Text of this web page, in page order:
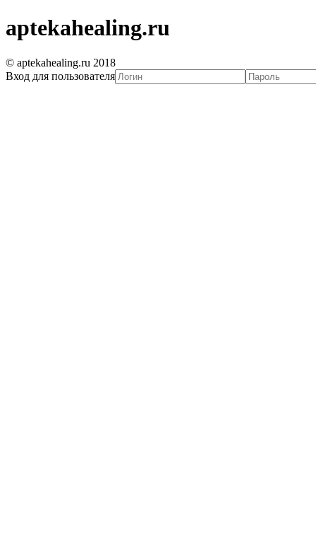
aptekahealing.ru
© aptekahealing.ru 2018
Вход для пользователя